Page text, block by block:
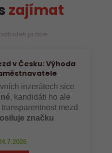
zajímat
práce
v Česku: Výhoda
inzerátech sice
, kandidáti ho ale
mezd
značku